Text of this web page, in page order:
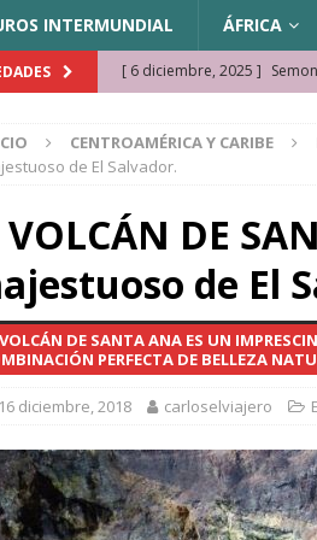
INTERMUNDIAL ÁFRICA
[ 6 diciembre, 2025 ]
KAZAJISTÁN
REFLEXIONES VIAJERAS
[ 9 octubre, 2025 ]
[ 27 septiembre, 2025 ]
[ 3 agosto, 2025 ] Qué ver
[ 15 marzo, 2026 ]
Ela
CENTROAMÉRICA Y CARIBE
de El Salvador.
VOLCÁN DE
de El
DE SANTA ANA ES UN
PERFECTA DE BELLEZA
16 diciembre, 2018 carloselviajero